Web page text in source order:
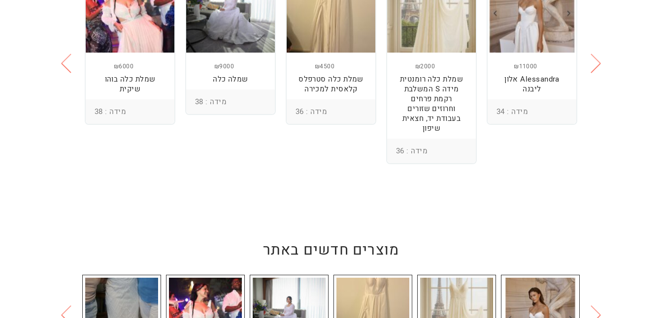
₪11000
Alessandra אלון
ליבנה
מידה : 34
₪2000
שמלת כלה רומנטית
מידה S המשלבת
רקמת פרחים
וחרוזים שזורים
בעבודת יד, חצאית
שיפון
מידה : 36
₪4500
שמלת כלה סטרפלס
קלאסית למכירה
מידה : 36
₪9000
שמלה כלה
מידה : 38
₪6000
שמלת כלה בוהו
שיקית
מידה : 38
מוצרים חדשים באתר